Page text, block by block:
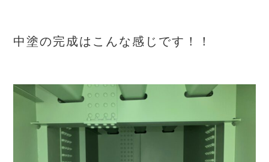
中塗の完成はこんな感じです！！